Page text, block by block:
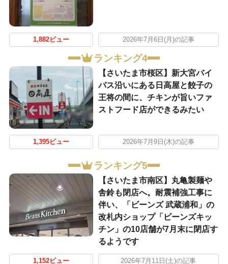
1,882ビュー 2026年7月6日(月)の記事
ランキング4
【さいたま市桜区】新大宮バイ
パス沿いにある日高屋と餃子の
王将の間に、チキンが旨いファ
ストフード店ができるみたい
1,395ビュー 2026年7月9日(木)の記事
ランキング5
【さいたま市南区】丸亀製麺や
舎鈴も閉店へ。耐震補強工事に
伴い、「ビーンズ 武蔵浦和」の
改札内ショップ「ビーンズキッ
チン」の10店舗が7月末に閉店す
るようです
1,152ビュー 2026年7月11日(土)の記事